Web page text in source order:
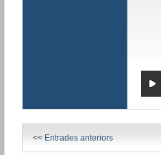
<< Entrades anteriors